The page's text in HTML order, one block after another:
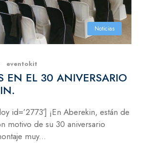
Noticias
eventokit
EN EL 30 ANIVERSARIO
id=’2773′] ¡En Aberekin, están de
motivo de su 30 aniversario
muy...